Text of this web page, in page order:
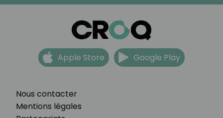
Nous contacter
Mentions légales
Apple Store Google Play